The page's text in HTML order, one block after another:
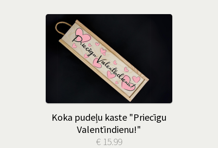
Koka pudeļu kaste "Priecīgu
Valentīndienu!"
€ 15.99